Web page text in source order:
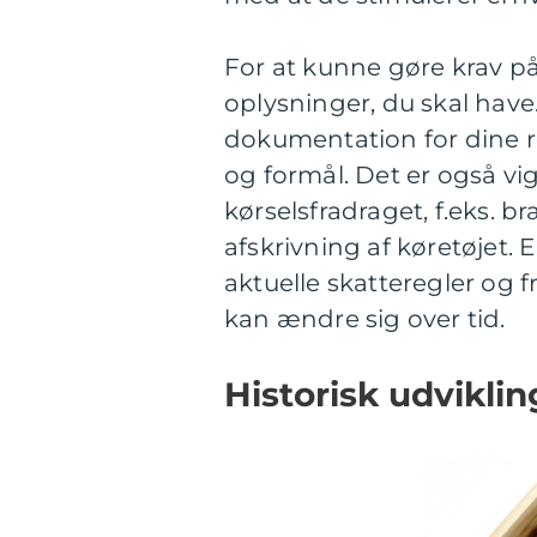
For at kunne gøre krav
oplysninger, du skal
dokumentation for dine
og formål. Det er også
kørselsfradraget, f.eks.
afskrivning af køretøjet.
aktuelle skatteregler og
kan ændre sig over tid.
Historisk